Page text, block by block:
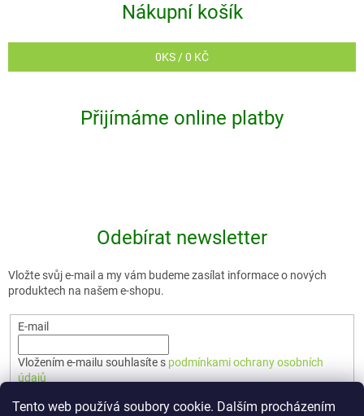
Tento web používá soubory cookie. Dalším procházením
Nákupní košík
0KS /0 KČ
Přijímáme online platby
Odebírat newsletter
Vložte svůj e-mail a my vám budeme zasílat informace o nových
produktech na našem e-shopu.
E-mail
Vložením e-mailu souhlasíte s podmínkami ochrany osobních
údajů